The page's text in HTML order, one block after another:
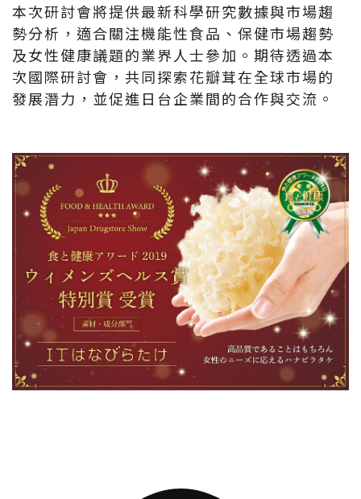
本次研討會將提供最新科學研究數據與市場趨
勢分析，適合關注機能性食品、保健市場趨勢
及女性健康議題的業界人士參加。期待透過本
次國際研討會，共同探索花瓣茸在全球市場的
發展潛力，並促進日台企業間的合作與交流。